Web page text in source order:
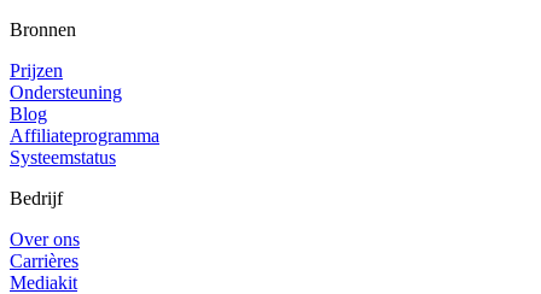
Bronnen
Prijzen
Ondersteuning
Blog
Affiliateprogramma
Systeemstatus
Bedrijf
Over ons
Carrières
Mediakit